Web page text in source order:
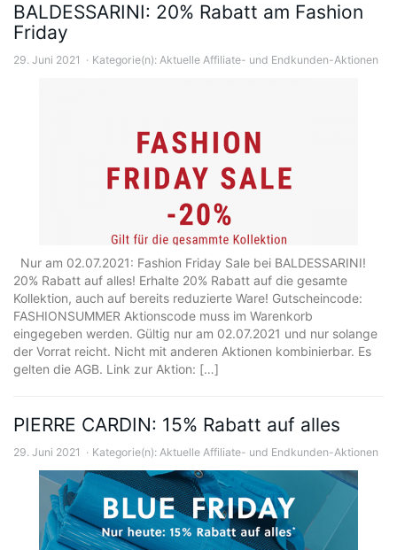
BALDESSARINI: 20% Rabatt am Fashion
Friday
29. Juni 2021 Kategorie(n): Aktuelle Affiliate- und Endkunden-Aktionen
Nur am 02.07.2021: Fashion Friday Sale bei BALDESSARINI!
20% Rabatt auf alles! Erhalte 20% Rabatt auf die gesamte
Kollektion, auch auf bereits reduzierte Ware! Gutscheincode:
FASHIONSUMMER Aktionscode muss im Warenkorb
eingegeben werden. Gültig nur am 02.07.2021 und nur solange
der Vorrat reicht. Nicht mit anderen Aktionen kombinierbar. Es
gelten die AGB. Link zur Aktion: […]
PIERRE CARDIN: 15% Rabatt auf alles
29. Juni 2021 Kategorie(n): Aktuelle Affiliate- und Endkunden-Aktionen